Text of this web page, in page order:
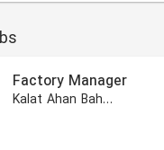
Factory Manager
Kalat Ahan Baharan